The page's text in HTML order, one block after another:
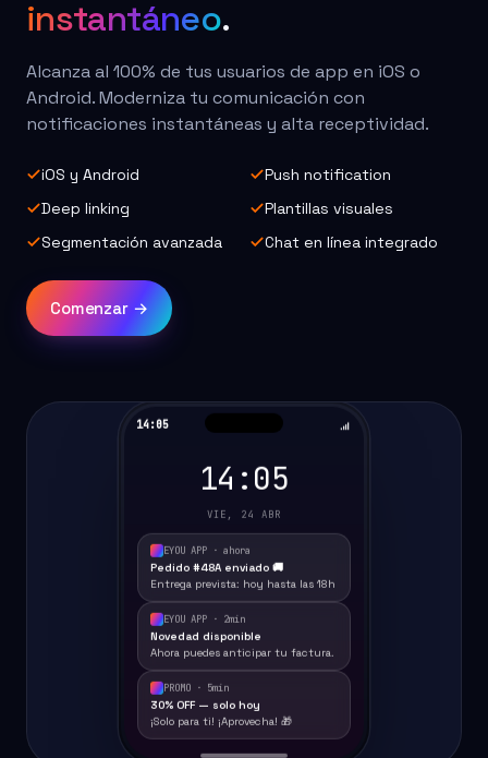
instantáneo.
Alcanza al 100% de tus usuarios de app en iOS o
Android. Moderniza tu comunicación con
notificaciones instantáneas y alta receptividad.
iOS y Android
Push notification
Deep linking
Plantillas visuales
Segmentación avanzada
Chat en línea integrado
Comenzar →
14:05
14:05
VIE, 24 ABR
EYOU APP · ahora
Pedido #48A enviado 🚚
Entrega prevista: hoy hasta las 18h
EYOU APP · 2min
Novedad disponible
Ahora puedes anticipar tu factura.
PROMO · 5min
30% OFF — solo hoy
¡Solo para ti! ¡Aprovecha! 🎁